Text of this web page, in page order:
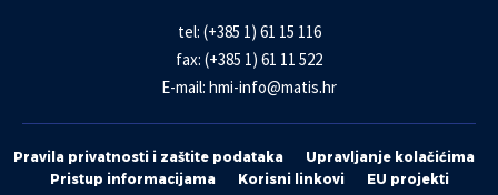
tel: (+385 1) 61 15 116
fax: (+385 1) 61 11 522
E-mail: hmi-info@matis.hr
Pravila privatnosti i zaštite podataka
Upravljanje kolačićima
Pristup informacijama
Korisni linkovi EU projekti